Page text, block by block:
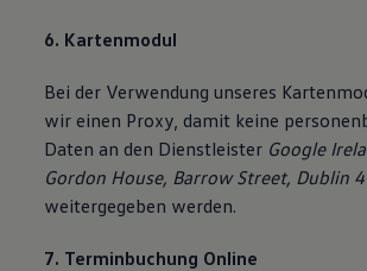
6. Kartenmodul
Bei der Verwendung unseres
wir einen Proxy, damit keine
Daten an den Dienstleister Google
Gordon House, Barrow Street, Dublin
weitergegeben werden.
7. Terminbuchung Online